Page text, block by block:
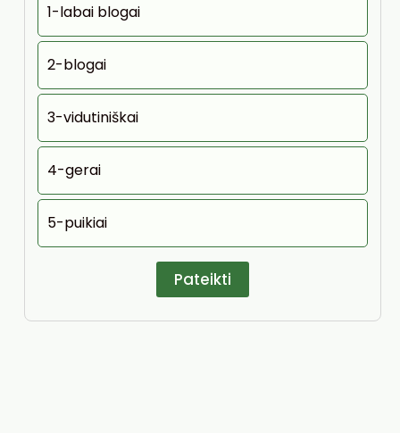
1-labai blogai
2-blogai
3-vidutiniškai
4-gerai
5-puikiai